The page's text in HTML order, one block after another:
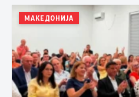
МАКЕДОНИЈА